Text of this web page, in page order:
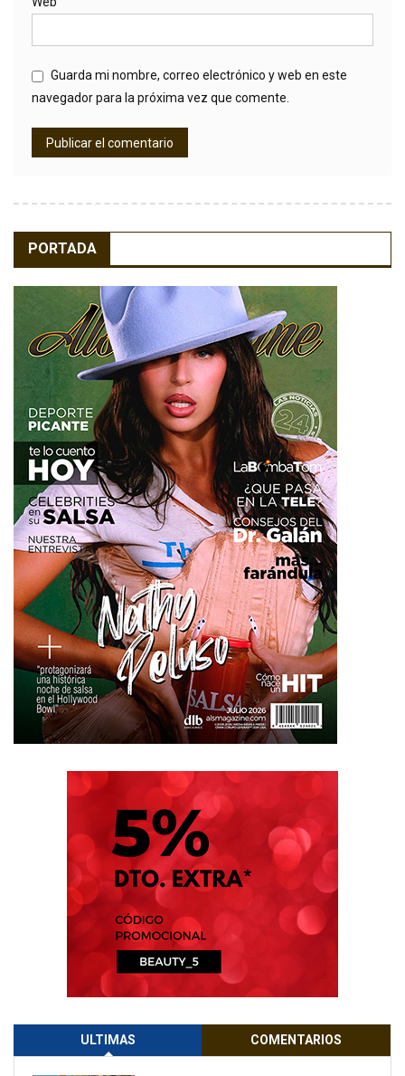
Guarda mi nombre, correo electrónico y web en este
navegador para la próxima vez que comente.
PORTADA
ULTIMAS COMENTARIOS